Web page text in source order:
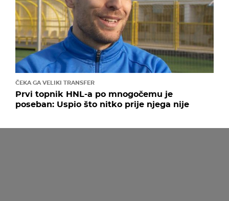
ČEKA GA VELIKI TRANSFER
Prvi topnik HNL-a po mnogočemu je
poseban: Uspio što nitko prije njega nije